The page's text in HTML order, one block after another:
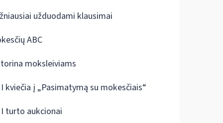
užduodami klausimai
ABC
moksleiviams
kviečia į „Pasimatymą su mokesčiais“
turto aukcionai